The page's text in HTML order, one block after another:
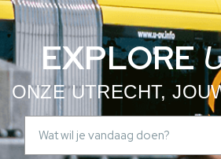
EXPLORE
ONZE UTRECHT,